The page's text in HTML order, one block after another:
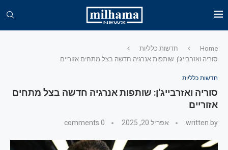
Home
חדשות כלליות
סוריה ואזרבייג'ן: שותפות אנרגיה חדשה בצל מתחים אזוריים
חדשות כלליות
סוריה ואזרבייג'ן: שותפות אנרגיה חדשה בצל מתחים
אזוריים
written by אפריל 20, 2025 0 comments